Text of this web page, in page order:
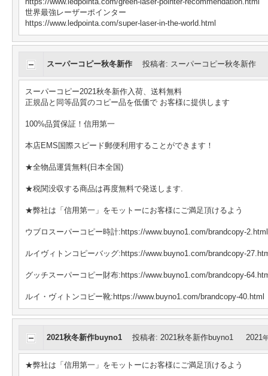
世界最強レーザーポインター
https://www.ledpointa.com/super-laser-in-the-world.html
スーパーコピー秋冬新作 投稿者: スーパーコピー秋冬新作
スーパーコピー2021秋冬新作入荷、送料無料
正規品と同等品質のコピー品を低価で お客様に提供します
100%品質保証！信用第一
本店EMS国際スピード郵便利用することができます！
★全物品運賃無料(日本全国)
★税関没収する商品は再度無料で発送します.
★弊社は「信用第一」をモットーにお客様にご満足頂けるよう
ウブロスーパーコピー時計:https://www.buyno1.com/brandcopy-2.html
ルイヴィトンコピーバッグ:https://www.buyno1.com/brandcopy-
グッチスーパーコピー財布:https://www.buyno1.com/brandcopy-
ルイ・ヴィトンコピー靴:https://www.buyno1.com/brandcopy-40.html
2021秋冬新作buyno1 投稿者: 2021秋冬新作buyno1 2021
★弊社は「信用第一」をモットーにお客様にご満足頂けるよう